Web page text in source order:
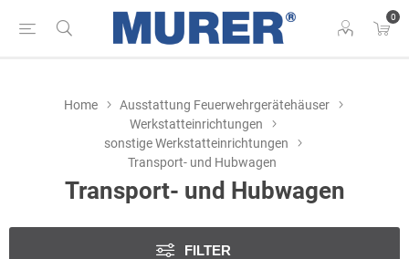
0
Home
Ausstattung Feuerwehrgerätehäuser
Werkstatteinrichtungen
sonstige Werkstatteinrichtungen
Transport- und Hubwagen
Transport- und Hubwagen
FILTER